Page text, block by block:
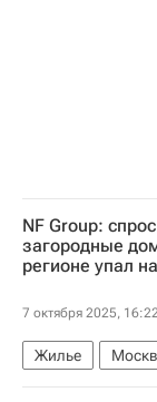
NF Group:
загородные
регионе упал
7 октября 2025,
Жилье
Загородная